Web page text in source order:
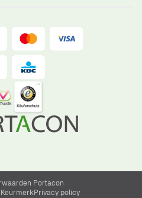
Portacon
Privacy policy